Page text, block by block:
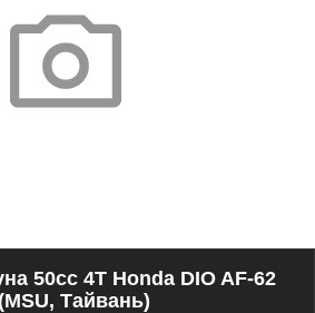
50cc 4Т Honda DIO AF-62
Тайвань)